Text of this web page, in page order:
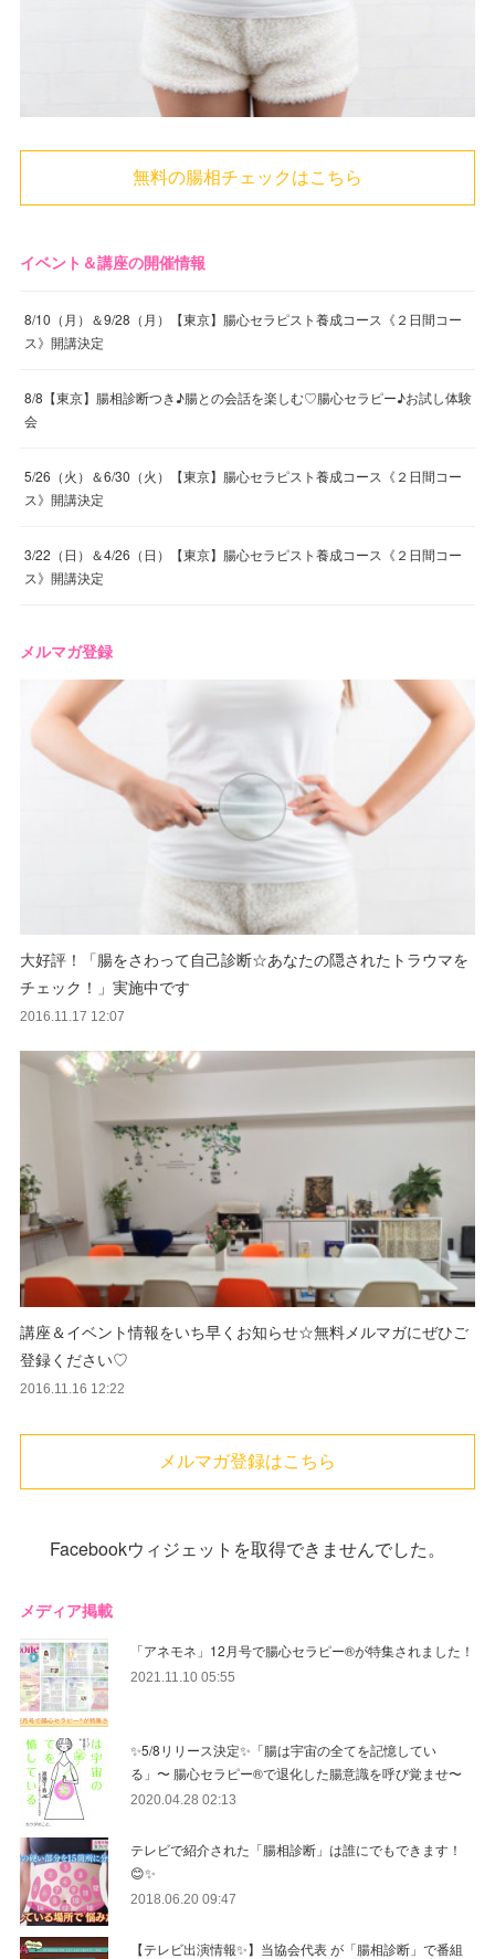
無料の腸相チェックはこちら
イベント＆講座の開催情報
8/10（月）＆9/28（月）【東京】腸心セラピスト養成コース《２日間コー
ス》開講決定
8/8【東京】腸相診断つき♪腸との会話を楽しむ♡腸心セラピー♪お試し体験
会
5/26（火）＆6/30（火）【東京】腸心セラピスト養成コース《２日間コー
ス》開講決定
3/22（日）＆4/26（日）【東京】腸心セラピスト養成コース《２日間コー
ス》開講決定
メルマガ登録
大好評！「腸をさわって自己診断☆あなたの隠されたトラウマを
チェック！」実施中です
2016.11.17 12:07
講座＆イベント情報をいち早くお知らせ☆無料メルマガにぜひご
登録ください♡
2016.11.16 12:22
メルマガ登録はこちら
Facebookウィジェットを取得できませんでした。
メディア掲載
「アネモネ」12月号で腸心セラピー®︎が特集されました！
2021.11.10 05:55
✨5/8リリース決定✨「腸は宇宙の全てを記憶してい
る」〜 腸心セラピー®︎で退化した腸意識を呼び覚ませ〜
2020.04.28 02:13
テレビで紹介された「腸相診断」は誰にでもできます！
😊✨
2018.06.20 09:47
【テレビ出演情報✨】当協会代表 が「腸相診断」で番組